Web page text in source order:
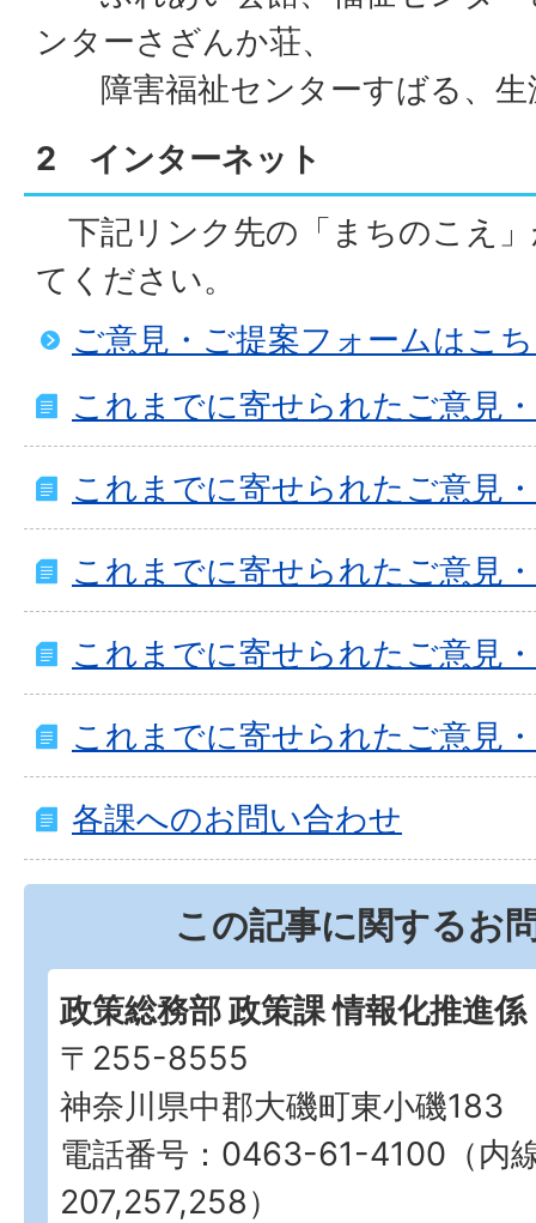
ンターさざんか荘、
障害福祉センターすばる、生
2 インターネット
下記リンク先の「まちのこえ
てください。
ご意見・ご提案フォームはこ
これまでに寄せられたご意見
これまでに寄せられたご意見
これまでに寄せられたご意見
これまでに寄せられたご意見
これまでに寄せられたご意見
各課へのお問い合わせ
この記事に関するお
政策総務部 政策課 情報化推進係
〒255-8555
神奈川県中郡大磯町東小磯183
電話番号：0463-61-4100（内
207,257,258）